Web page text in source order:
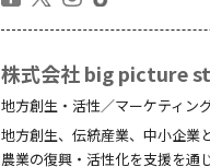
株式会社 big picture
地方創生・活性／マーケティン
地方創生、伝統産業、中小企業
農業の復興・活性化を支援を通